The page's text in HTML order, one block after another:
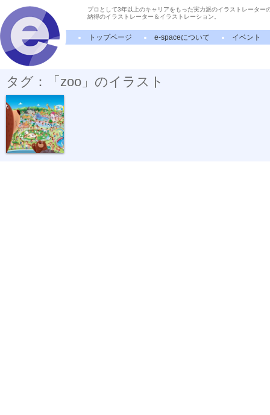
プロとして3年以上のキャリアをもった実力派のイラストレーター
納得のイラストレーター＆イラストレーション。
トップページ e-spaceについて イベント
タグ：「zoo」のイラスト
Zoo